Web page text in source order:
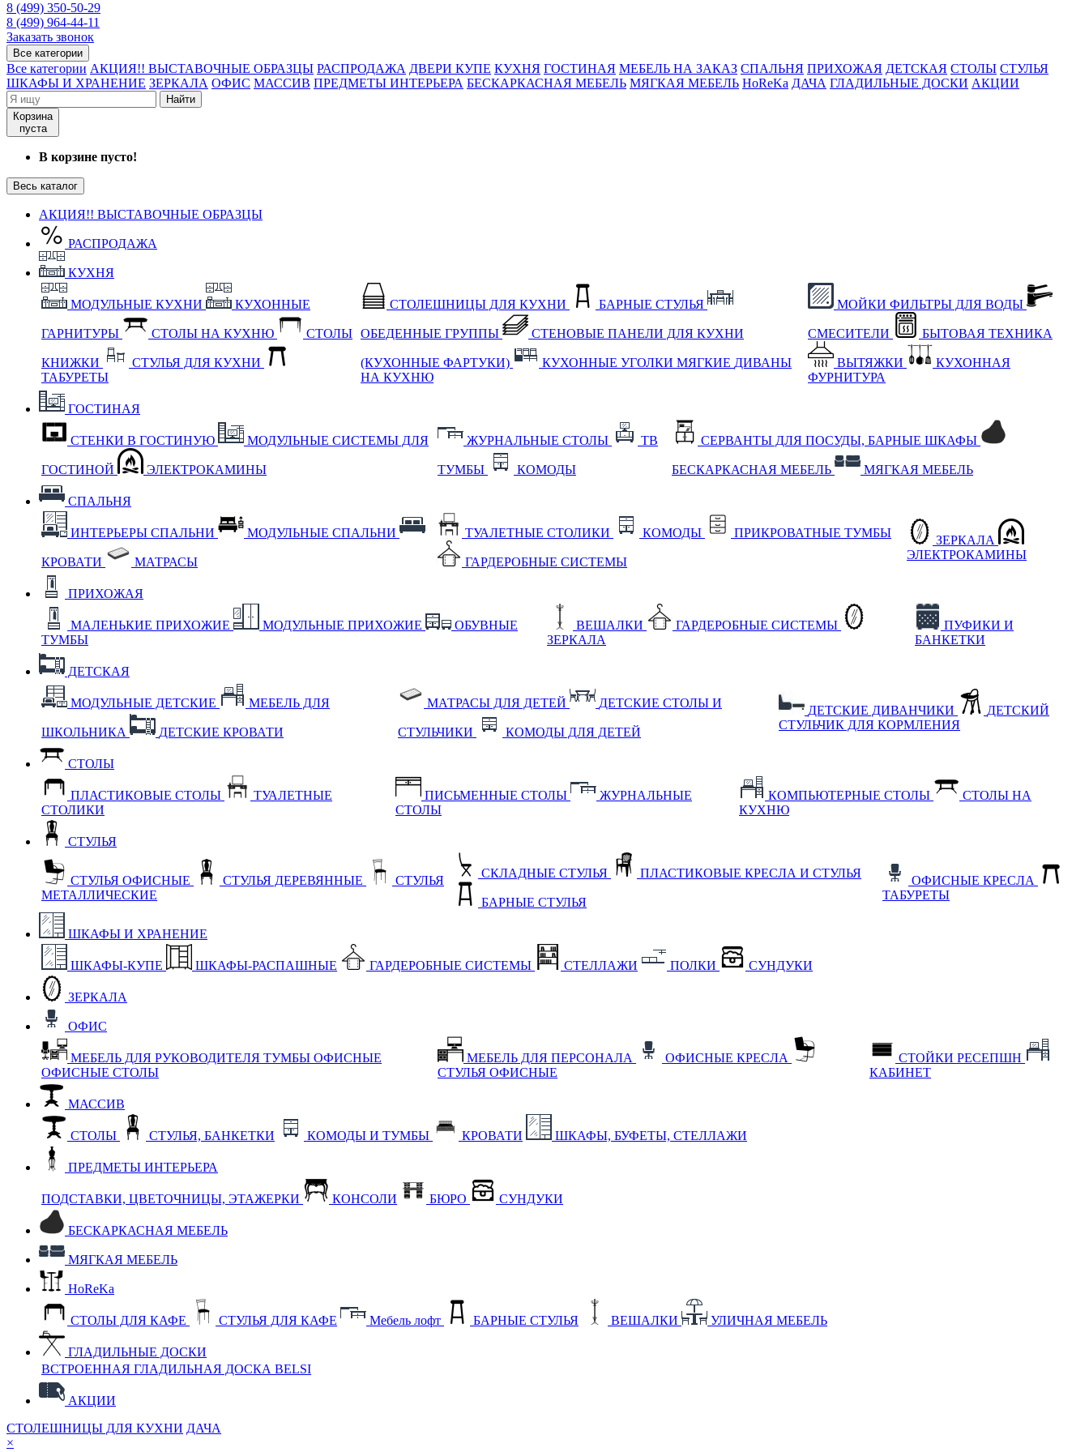
8 (499) 350-50-29
8 (499) 964-44-11
Заказать звонок
Все категории
Все категории АКЦИЯ!! ВЫСТАВОЧНЫЕ ОБРАЗЦЫ РАСПРОДАЖА ДВЕРИ КУПЕ КУХНЯ ГОСТИНАЯ МЕБЕЛЬ НА ЗАКАЗ СПАЛЬНЯ ПРИХОЖАЯ ДЕТСКАЯ СТОЛЫ СТУЛЬЯ
ШКАФЫ И ХРАНЕНИЕ ЗЕРКАЛА ОФИС МАССИВ ПРЕДМЕТЫ ИНТЕРЬЕРА БЕСКАРКАСНАЯ МЕБЕЛЬ МЯГКАЯ МЕБЕЛЬ HoReKa ДАЧА ГЛАДИЛЬНЫЕ ДОСКИ АКЦИИ
Найти
Корзина
пуста
В корзине пусто!
Весь каталог
АКЦИЯ!! ВЫСТАВОЧНЫЕ ОБРАЗЦЫ
РАСПРОДАЖА
КУХНЯ
МОДУЛЬНЫЕ КУХНИ КУХОННЫЕ
ГАРНИТУРЫ СТОЛЫ НА КУХНЮ СТОЛЫ
КНИЖКИ
СТУЛЬЯ ДЛЯ КУХНИ
ТАБУРЕТЫ
СТОЛЕШНИЦЫ ДЛЯ КУХНИ БАРНЫЕ СТУЛЬЯ
ОБЕДЕННЫЕ ГРУППЫ СТЕНОВЫЕ ПАНЕЛИ ДЛЯ КУХНИ
(КУХОННЫЕ ФАРТУКИ) КУХОННЫЕ УГОЛКИ МЯГКИЕ ДИВАНЫ
НА КУХНЮ
МОЙКИ ФИЛЬТРЫ ДЛЯ ВОДЫ
СМЕСИТЕЛИ БЫТОВАЯ ТЕХНИКА
ВЫТЯЖКИ
КУХОННАЯ
ФУРНИТУРА
ГОСТИНАЯ
СТЕНКИ В ГОСТИНУЮ МОДУЛЬНЫЕ СИСТЕМЫ ДЛЯ
ГОСТИНОЙ ЭЛЕКТРОКАМИНЫ
ЖУРНАЛЬНЫЕ СТОЛЫ ТВ
ТУМБЫ КОМОДЫ
СЕРВАНТЫ ДЛЯ ПОСУДЫ, БАРНЫЕ ШКАФЫ
БЕСКАРКАСНАЯ МЕБЕЛЬ МЯГКАЯ МЕБЕЛЬ
СПАЛЬНЯ
ИНТЕРЬЕРЫ СПАЛЬНИ МОДУЛЬНЫЕ СПАЛЬНИ
КРОВАТИ МАТРАСЫ
ТУАЛЕТНЫЕ СТОЛИКИ КОМОДЫ ПРИКРОВАТНЫЕ ТУМБЫ
ГАРДЕРОБНЫЕ СИСТЕМЫ
ЗЕРКАЛА
ЭЛЕКТРОКАМИНЫ
ПРИХОЖАЯ
МАЛЕНЬКИЕ ПРИХОЖИЕ МОДУЛЬНЫЕ ПРИХОЖИЕ
ОБУВНЫЕ
ТУМБЫ
ВЕШАЛКИ
ГАРДЕРОБНЫЕ СИСТЕМЫ
ЗЕРКАЛА
ПУФИКИ И
БАНКЕТКИ
ДЕТСКАЯ
МОДУЛЬНЫЕ ДЕТСКИЕ МЕБЕЛЬ ДЛЯ
ШКОЛЬНИКА ДЕТСКИЕ КРОВАТИ
МАТРАСЫ ДЛЯ ДЕТЕЙ ДЕТСКИЕ СТОЛЫ И
СТУЛЬЧИКИ КОМОДЫ ДЛЯ ДЕТЕЙ
ДЕТСКИЕ ДИВАНЧИКИ
ДЕТСКИЙ
СТУЛЬЧИК ДЛЯ КОРМЛЕНИЯ
СТОЛЫ
ПЛАСТИКОВЫЕ СТОЛЫ
ТУАЛЕТНЫЕ
СТОЛИКИ
ПИСЬМЕННЫЕ СТОЛЫ
ЖУРНАЛЬНЫЕ
СТОЛЫ
КОМПЬЮТЕРНЫЕ СТОЛЫ
СТОЛЫ НА
КУХНЮ
СТУЛЬЯ
СТУЛЬЯ ОФИСНЫЕ СТУЛЬЯ ДЕРЕВЯННЫЕ
СТУЛЬЯ
МЕТАЛЛИЧЕСКИЕ
СКЛАДНЫЕ СТУЛЬЯ ПЛАСТИКОВЫЕ КРЕСЛА И СТУЛЬЯ
БАРНЫЕ СТУЛЬЯ
ОФИСНЫЕ КРЕСЛА
ТАБУРЕТЫ
ШКАФЫ И ХРАНЕНИЕ
ШКАФЫ-КУПЕ ШКАФЫ-РАСПАШНЫЕ ГАРДЕРОБНЫЕ СИСТЕМЫ СТЕЛЛАЖИ ПОЛКИ СУНДУКИ
ЗЕРКАЛА
ОФИС
МЕБЕЛЬ ДЛЯ РУКОВОДИТЕЛЯ ТУМБЫ ОФИСНЫЕ
ОФИСНЫЕ СТОЛЫ
МЕБЕЛЬ ДЛЯ ПЕРСОНАЛА
ОФИСНЫЕ КРЕСЛА
СТУЛЬЯ ОФИСНЫЕ
СТОЙКИ РЕСЕПШН
КАБИНЕТ
МАССИВ
СТОЛЫ СТУЛЬЯ, БАНКЕТКИ КОМОДЫ И ТУМБЫ КРОВАТИ ШКАФЫ, БУФЕТЫ, СТЕЛЛАЖИ
ПРЕДМЕТЫ ИНТЕРЬЕРА
ПОДСТАВКИ, ЦВЕТОЧНИЦЫ, ЭТАЖЕРКИ КОНСОЛИ БЮРО СУНДУКИ
БЕСКАРКАСНАЯ МЕБЕЛЬ
МЯГКАЯ МЕБЕЛЬ
HoReKa
СТОЛЫ ДЛЯ КАФЕ СТУЛЬЯ ДЛЯ КАФЕ Мебель лофт БАРНЫЕ СТУЛЬЯ ВЕШАЛКИ УЛИЧНАЯ МЕБЕЛЬ
ГЛАДИЛЬНЫЕ ДОСКИ
ВСТРОЕННАЯ ГЛАДИЛЬНАЯ ДОСКА BELSI
АКЦИИ
СТОЛЕШНИЦЫ ДЛЯ КУХНИ ДАЧА
×